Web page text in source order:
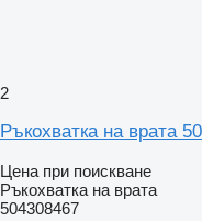
2
Ръкохватка на врата
Цена при поискване
Ръкохватка на врата
504308467